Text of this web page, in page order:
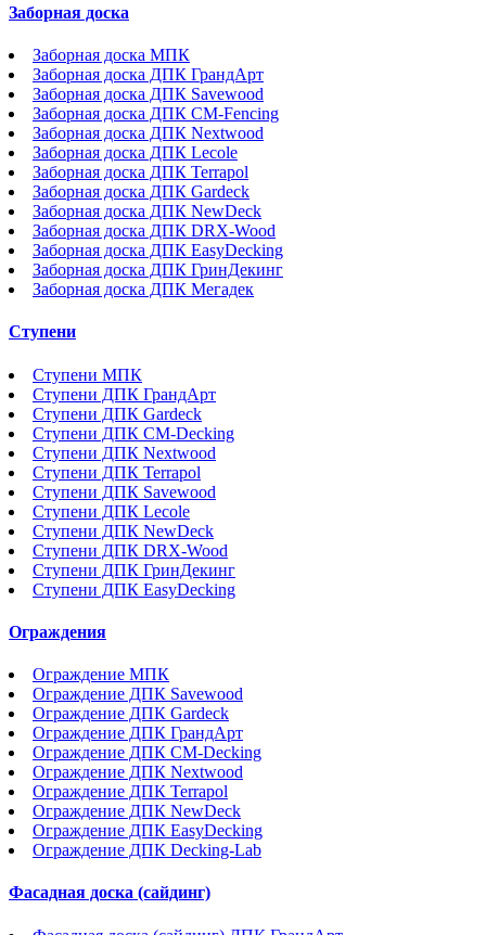
Заборная доска
Заборная доска МПК
Заборная доска ДПК ГрандАрт
Заборная доска ДПК Savewood
Заборная доска ДПК CM-Fencing
Заборная доска ДПК Nextwood
Заборная доска ДПК Lecole
Заборная доска ДПК Terrapol
Заборная доска ДПК Gardeck
Заборная доска ДПК NewDeck
Заборная доска ДПК DRX-Wood
Заборная доска ДПК EasyDecking
Заборная доска ДПК ГринДекинг
Заборная доска ДПК Мегадек
Ступени
Ступени МПК
Ступени ДПК ГрандАрт
Ступени ДПК Gardeck
Ступени ДПК CM-Decking
Ступени ДПК Nextwood
Ступени ДПК Terrapol
Ступени ДПК Savewood
Ступени ДПК Lecole
Ступени ДПК NewDeck
Ступени ДПК DRX-Wood
Ступени ДПК ГринДекинг
Ступени ДПК EasyDecking
Ограждения
Ограждение МПК
Ограждение ДПК Savewood
Ограждение ДПК Gardeck
Ограждение ДПК ГрандАрт
Ограждение ДПК CM-Decking
Ограждение ДПК Nextwood
Ограждение ДПК Terrapol
Ограждение ДПК NewDeck
Ограждение ДПК EasyDecking
Ограждение ДПК Decking-Lab
Фасадная доска (сайдинг)